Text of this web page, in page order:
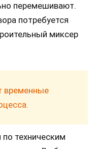
перемешивают.
потребуется
миксер
временные
техническим